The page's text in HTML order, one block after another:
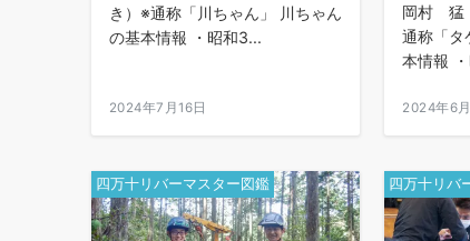
き）※通称「川ちゃん」 川ちゃん
の基本情報 ・昭和3...
2024年7月16日
岡村 猛
通称「タ
本情報
2024年6
四万十リバーマスター図鑑 四万十リバ